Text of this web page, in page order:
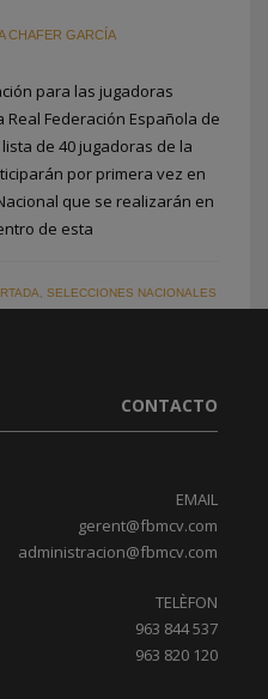
CHAFER GARCÍA
para las jugadoras
Real Federación Española de
de 40 jugadoras de la
por primera vez en
que se realizarán en
de esta
SELECCIONES NACIONALES
CONTACTO
EMAIL
gerent@fbmcv.com
administracion@fbmcv.com
TELÈFON
963 844 537
963 820 120